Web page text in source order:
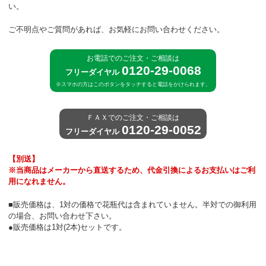
い。
ご不明点やご質問があれば、お気軽にお問い合わせください。
お電話でのご注文・ご相談は
フリーダイヤル 0120-29-0068
※スマホの方はこのボタンをタッチすると電話をかけられます。
ＦＡＸでのご注文・ご相談は
フリーダイヤル 0120-29-0052
【別送】
※当商品はメーカーから直送するため、代金引換によるお支払いはご利
用になれません。
■販売価格は、1対の価格で花瓶代は含まれていません。半対での御利用
の場合、お問い合わせ下さい。
●販売価格は1対(2本)セットです。